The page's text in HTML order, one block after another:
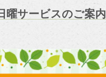
曜サービスのご案内